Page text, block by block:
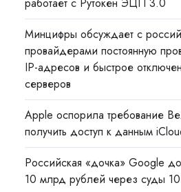
Минцифры обсуждает с
провайдерами постоянную
IP-адресов и быстрое
серверов
Apple оспорила требование
получить доступ к данным
Российская «дочка» Google
10 млрд рублей через суды 10